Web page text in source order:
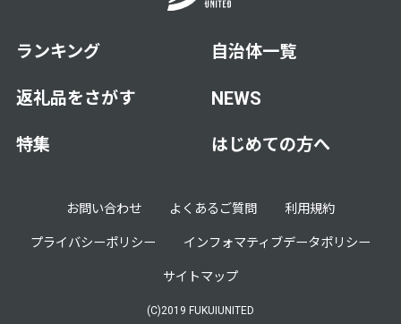
ランキング
返礼品をさがす
特集
自治体一覧
NEWS
はじめての方へ
お問い合わせ よくあるご質問
利用規約
プライバシーポリシー
インフォマティブデータポリシー
サイトマップ
(C)2019 FUKUIUNITED